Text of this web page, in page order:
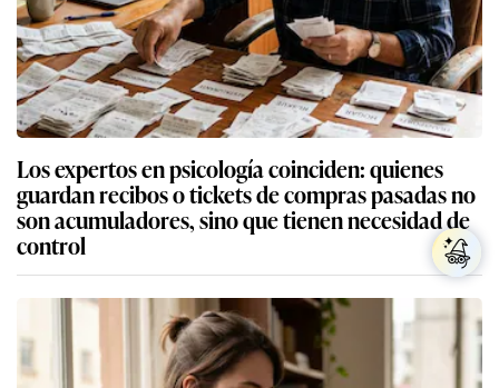
Los expertos en psicología coinciden: quienes
guardan recibos o tickets de compras pasadas no
son acumuladores, sino que tienen necesidad de
control